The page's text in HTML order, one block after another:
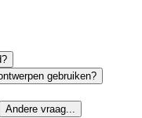
gebruiken?
Andere vraag...